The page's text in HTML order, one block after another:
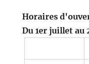
Horaires
Du 1er juillet au